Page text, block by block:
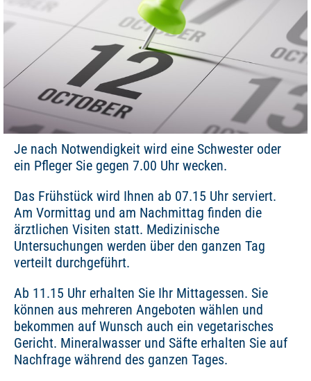
Je nach Notwendigkeit wird eine Schwester oder
ein Pfleger Sie gegen 7.00 Uhr wecken.
Das Frühstück wird Ihnen ab 07.15 Uhr serviert.
Am Vormittag und am Nachmittag finden die
ärztlichen Visiten statt. Medizinische
Untersuchungen werden über den ganzen Tag
verteilt durchgeführt.
Ab 11.15 Uhr erhalten Sie Ihr Mittagessen. Sie
können aus mehreren Angeboten wählen und
bekommen auf Wunsch auch ein vegetarisches
Gericht. Mineralwasser und Säfte erhalten Sie auf
Nachfrage während des ganzen Tages.